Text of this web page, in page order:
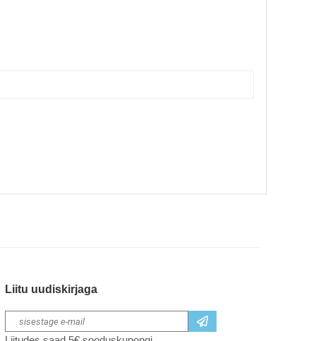
Liitu uudiskirjaga